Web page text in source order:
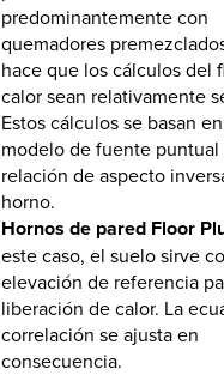
predominantemente con
quemadores
hace que los cálculos del
calor sean relativamente
Estos cálculos se basan
modelo de fuente puntual
relación de aspecto
horno.
Hornos de pared Floor
este caso, el suelo sirve
elevación de referencia
liberación de calor. La
correlación se ajusta en
consecuencia.